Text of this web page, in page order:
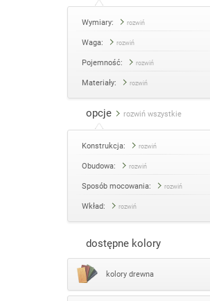
Wymiary: rozwiń
Waga: rozwiń
Pojemność: rozwiń
Materiały: rozwiń
opcje rozwiń wszystkie
Konstrukcja: rozwiń
Obudowa: rozwiń
Sposób mocowania: rozwiń
Wkład: rozwiń
dostępne kolory
kolory drewna